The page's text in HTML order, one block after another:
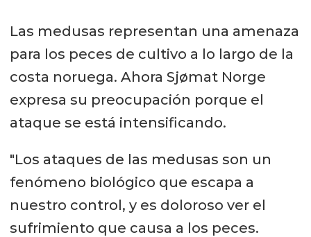
Las medusas representan una amenaza
para los peces de cultivo a lo largo de la
costa noruega. Ahora Sjømat Norge
expresa su preocupación porque el
ataque se está intensificando.
"Los ataques de las medusas son un
fenómeno biológico que escapa a
nuestro control, y es doloroso ver el
sufrimiento que causa a los peces.